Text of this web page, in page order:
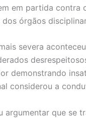
em partida contra
órgãos
severa
demonstrando
considerou a
argumentar que se